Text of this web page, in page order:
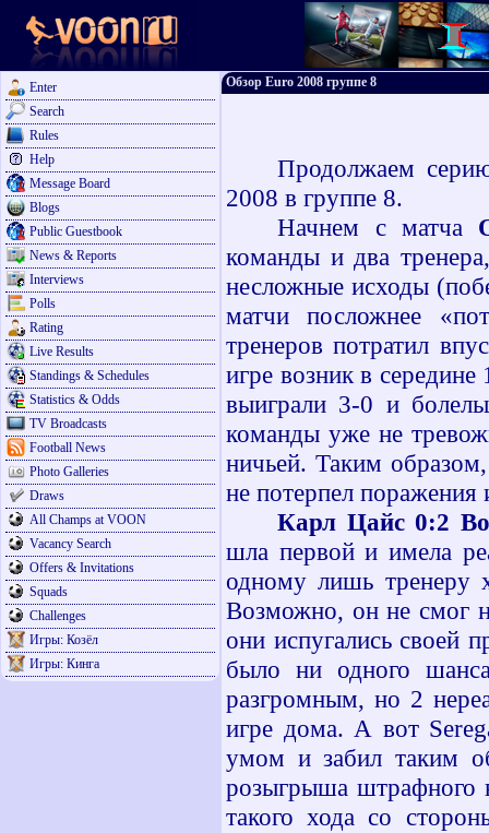
Enter
Search
Rules
Help
Message Board
Blogs
Public Guestbook
News & Reports
Interviews
Polls
Rating
Live Results
Standings & Schedules
Statistics & Odds
TV Broadcasts
Football News
Photo Galleries
Draws
All Champs at VOON
Vacancy Search
Offers & Invitations
Squads
Challenges
Игры: Козёл
Игры: Кинга
Обзор Euro 2008 группе 8
Продолжаем
2008 в группе 8.
Начнем с матча
команды и два
несложные исходы
матчи посложнее
тренеров потратил
игре возник в
выиграли 3-0 и
команды уже не
ничьей. Таким
не потерпел поражения
Карл Цайс 0:2
шла первой и имела
одному лишь тренеру
Возможно, он не смог
они испугались своей
было ни одного
разгромным, но 2
игре дома. А вот
умом и забил таким
розыгрыша штрафного
такого хода со